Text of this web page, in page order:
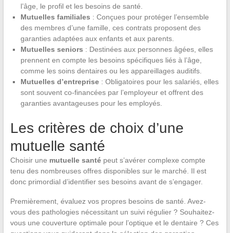
l’âge, le profil et les besoins de santé.
Mutuelles familiales : Conçues pour protéger l’ensemble
des membres d’une famille, ces contrats proposent des
garanties adaptées aux enfants et aux parents.
Mutuelles seniors : Destinées aux personnes âgées, elles
prennent en compte les besoins spécifiques liés à l’âge,
comme les soins dentaires ou les appareillages auditifs.
Mutuelles d’entreprise : Obligatoires pour les salariés, elles
sont souvent co-financées par l’employeur et offrent des
garanties avantageuses pour les employés.
Les critères de choix d’une
mutuelle santé
Choisir une mutuelle santépeut s’avérer complexe compte
tenu des nombreuses offres disponibles sur le marché. Il est
donc primordial d’identifier ses besoins avant de s’engager.
Premièrement, évaluez vos propres besoins de santé. Avez-
vous des pathologies nécessitant un suivi régulier ? Souhaitez-
vous une couverture optimale pour l’optique et le dentaire ? Ces